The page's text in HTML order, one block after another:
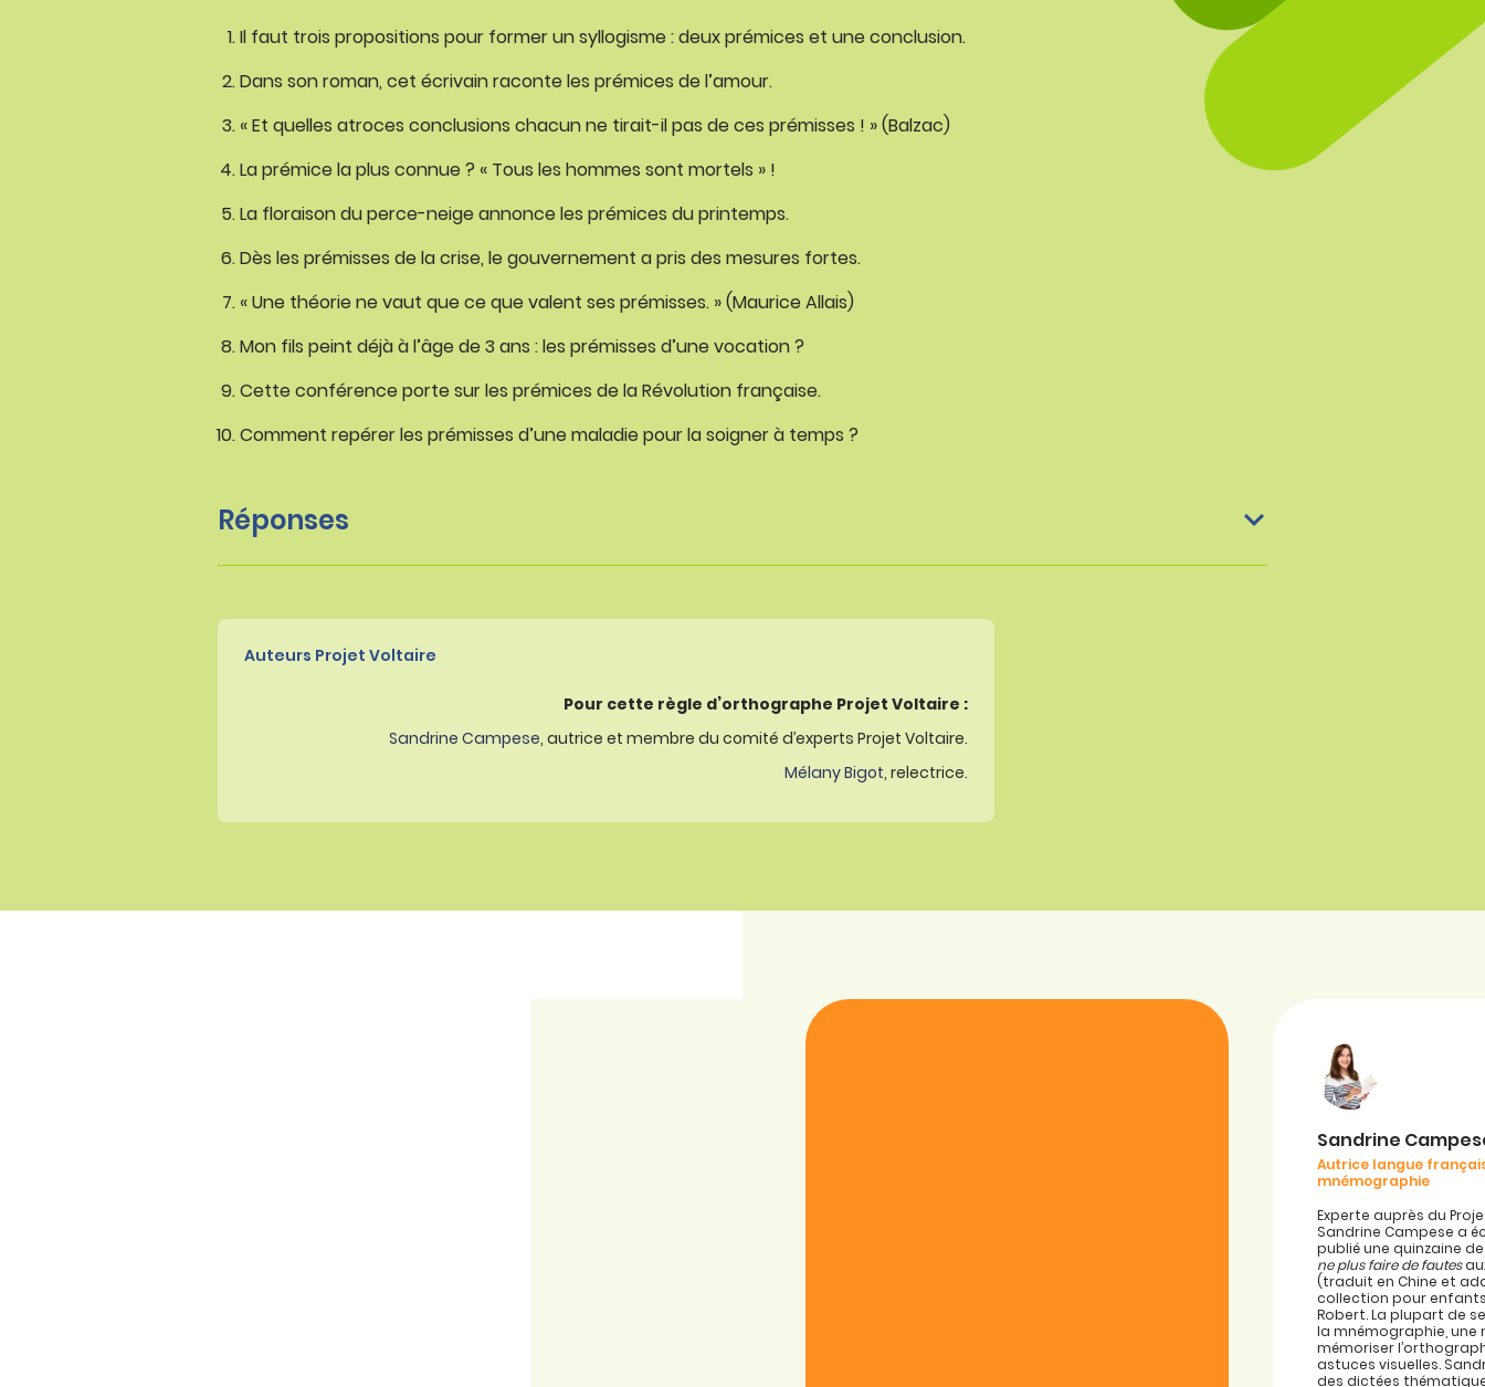
Il faut trois propositions pour former un syllogisme : deux prémices et une conclusion.
Dans son roman, cet écrivain raconte les prémices de l’amour.
« Et quelles atroces conclusions chacun ne tirait-il pas de ces prémisses ! » (Balzac)
La prémice la plus connue ? « Tous les hommes sont mortels » !
La floraison du perce-neige annonce les prémices du printemps.
Dès les prémisses de la crise, le gouvernement a pris des mesures fortes.
« Une théorie ne vaut que ce que valent ses prémisses. » (Maurice Allais)
Mon fils peint déjà à l’âge de 3 ans : les prémisses d’une vocation ?
Cette conférence porte sur les prémices de la Révolution française.
Comment repérer les prémisses d’une maladie pour la soigner à temps ?
Réponses
Auteurs Projet Voltaire
Pour cette règle d’orthographe Projet Voltaire :
Sandrine Campese, autrice et membre du comité d’experts Projet Voltaire.
Mélany Bigot, relectrice.
Sandrine
Autrice langue
mnémographie
Experte auprès du
Sandrine Campese a
publié une quinzaine
ne plus faire de fautes
(traduit en Chine et
collection pour
Robert. La plupart de
la mnémographie,
mémoriser
astuces visuelles.
des dictées